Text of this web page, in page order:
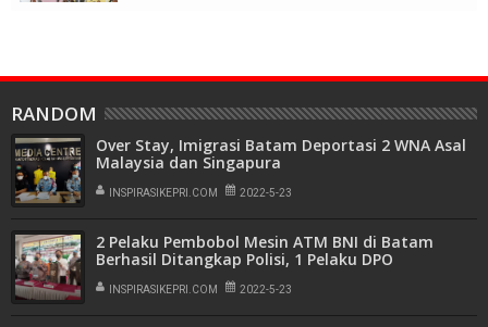
RANDOM
Over Stay, Imigrasi Batam Deportasi 2 WNA Asal
Malaysia dan Singapura
INSPIRASIKEPRI.COM 2022-5-23
2 Pelaku Pembobol Mesin ATM BNI di Batam
Berhasil Ditangkap Polisi, 1 Pelaku DPO
INSPIRASIKEPRI.COM 2022-5-23